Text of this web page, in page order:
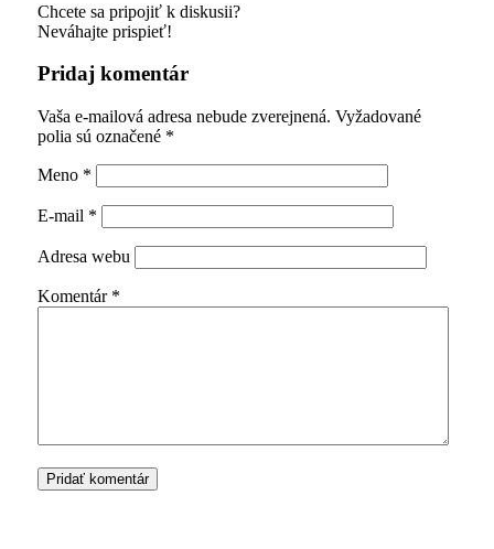
Chcete sa pripojiť k diskusii?
Neváhajte prispieť!
Pridaj komentár
Vaša e-mailová adresa nebude zverejnená. Vyžadované
polia sú označené *
Meno *
E-mail *
Adresa webu
Komentár *